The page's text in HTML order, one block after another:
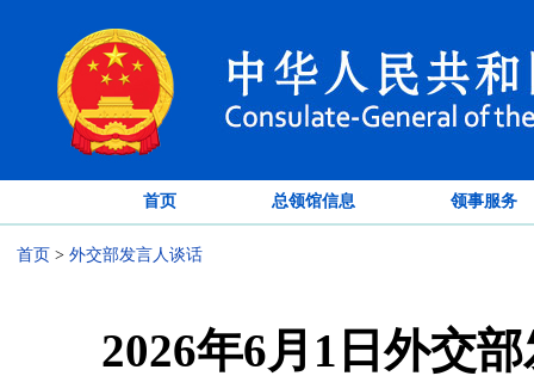
首页 总领馆信息 领事服务
首页 > 外交部发言人谈话
2026年6月1日外交